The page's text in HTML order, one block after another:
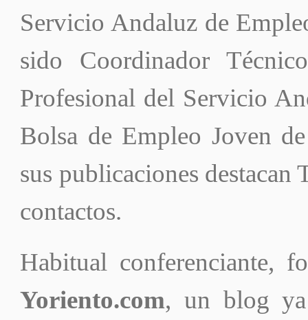
Servicio Andaluz de
sido Coordinador
Profesional del Servicio
Bolsa de Empleo Joven
sus publicaciones destacan
contactos.
Habitual conferenciante,
Yoriento.com, un blog ya